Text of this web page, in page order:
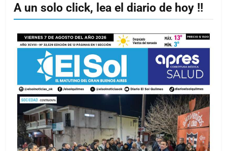
A un solo click, lea el diario de hoy !!